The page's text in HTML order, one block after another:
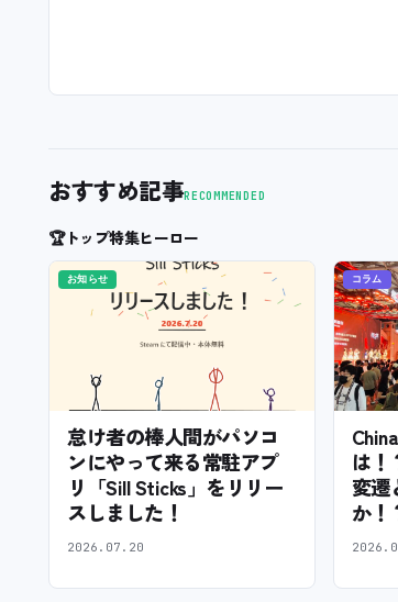
おすすめ記事RECOMMENDED
🏆トップ特集ヒーロー
お知らせ
怠け者の棒人間がパソコ
ンにやって来る常駐アプ
リ「Sill Sticks」をリリー
スしました！
2026.07.20
コラム
は！
変遷
か！